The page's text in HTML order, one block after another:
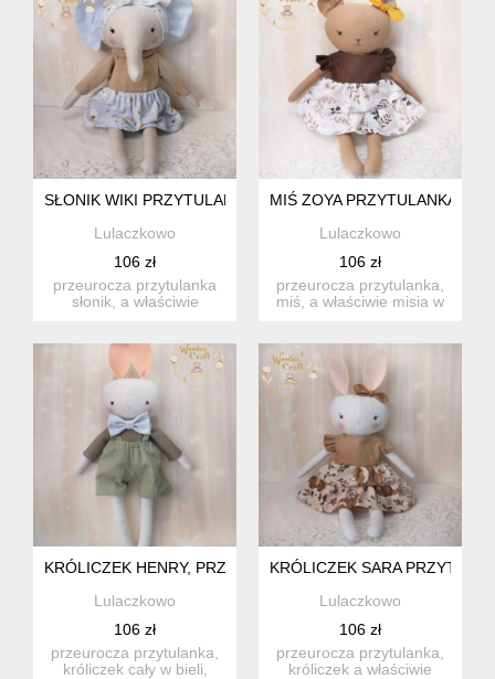
SŁONIK WIKI PRZYTULANKA W BEŻOWYM SWETERKU I
Lulaczkowo
106 zł
przeurocza przytulanka
słonik, a właściwie
MIŚ ZOYA PRZYTULANKA W
Lulaczkowo
106 zł
przeurocza przytulanka,
miś, a właściwie misia w
KRÓLICZEK HENRY, PRZYTULANKA RĘCZNIE SZYTA,
Lulaczkowo
106 zł
przeurocza przytulanka,
króliczek cały w bieli,
KRÓLICZEK SARA
Lulaczkowo
106 zł
przeurocza przytulanka,
króliczek a właściwie